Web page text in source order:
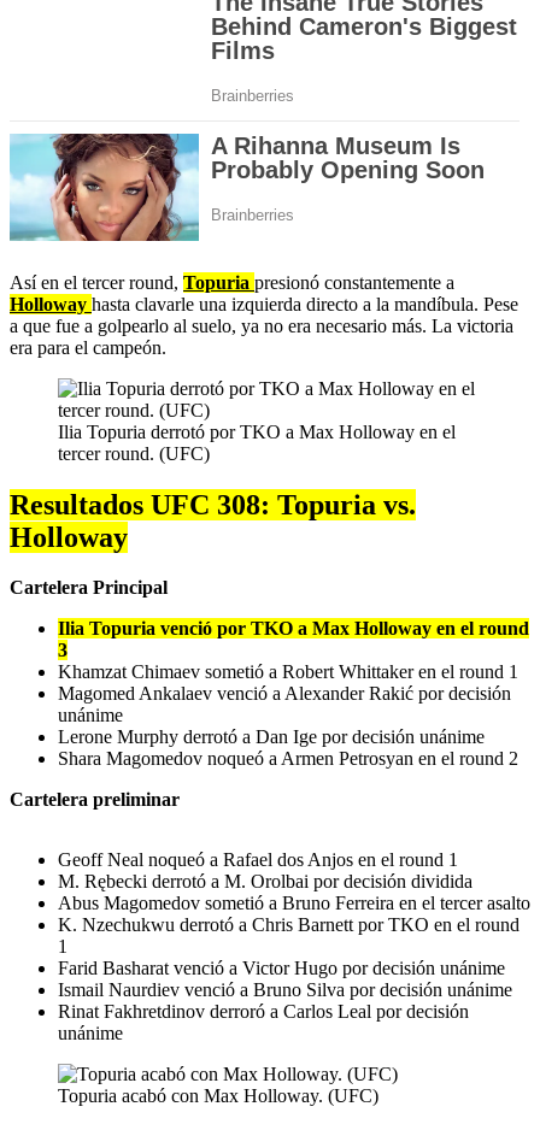
Así en el tercer round, Topuria presionó constantemente a
Holloway hasta clavarle una izquierda directo a la mandíbula. Pese
a que fue a golpearlo al suelo, ya no era necesario más. La victoria
era para el campeón.
Ilia Topuria derrotó por TKO a Max Holloway en el
tercer round. (UFC)
Resultados UFC 308: Topuria vs.
Holloway
Cartelera Principal
Ilia Topuria venció por TKO a Max Holloway en el round
3
Khamzat Chimaev sometió a Robert Whittaker en el round 1
Magomed Ankalaev venció a Alexander Rakić por decisión
unánime
Lerone Murphy derrotó a Dan Ige por decisión unánime
Shara Magomedov noqueó a Armen Petrosyan en el round 2
Cartelera preliminar
Geoff Neal noqueó a Rafael dos Anjos en el round 1
M. Rębecki derrotó a M. Orolbai por decisión dividida
Abus Magomedov sometió a Bruno Ferreira en el tercer asalto
K. Nzechukwu derrotó a Chris Barnett por TKO en el round
1
Farid Basharat venció a Victor Hugo por decisión unánime
Ismail Naurdiev venció a Bruno Silva por decisión unánime
Rinat Fakhretdinov derroró a Carlos Leal por decisión
unánime
Topuria acabó con Max Holloway. (UFC)